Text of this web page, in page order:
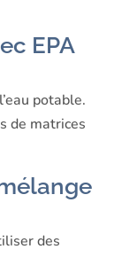
EPA
potable.
de matrices
des